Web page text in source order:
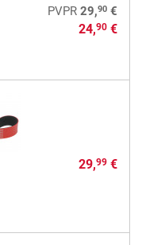
PVPR 29,90€
24,90€
29,99€